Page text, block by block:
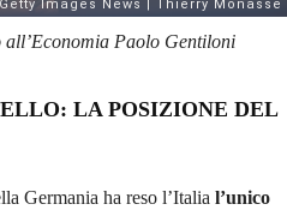
Paolo Gentiloni
LA POSIZIONE DEL
Germania ha reso l’Italia l’unico